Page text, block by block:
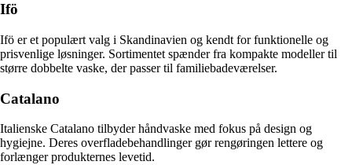
Ifö
Ifö er et populært valg i Skandinavien og kendt for funktionelle og
prisvenlige løsninger. Sortimentet spænder fra kompakte modeller til
større dobbelte vaske, der passer til familiebadeværelser.
Catalano
Italienske Catalano tilbyder håndvaske med fokus på design og
hygiejne. Deres overfladebehandlinger gør rengøringen lettere og
forlænger produkternes levetid.